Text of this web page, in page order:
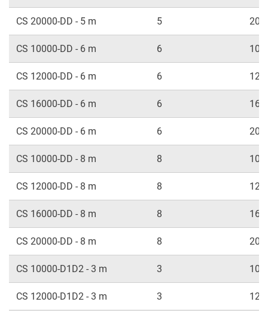
CS 20000-DD - 5 m 5
CS 10000-DD - 6 m 6
CS 12000-DD - 6 m 6
CS 16000-DD - 6 m 6
CS 20000-DD - 6 m 6
CS 10000-DD - 8 m 8
CS 12000-DD - 8 m 8
CS 16000-DD - 8 m 8
CS 20000-DD - 8 m 8
CS 10000-D1D2 - 3 m 3
CS 12000-D1D2 - 3 m 3